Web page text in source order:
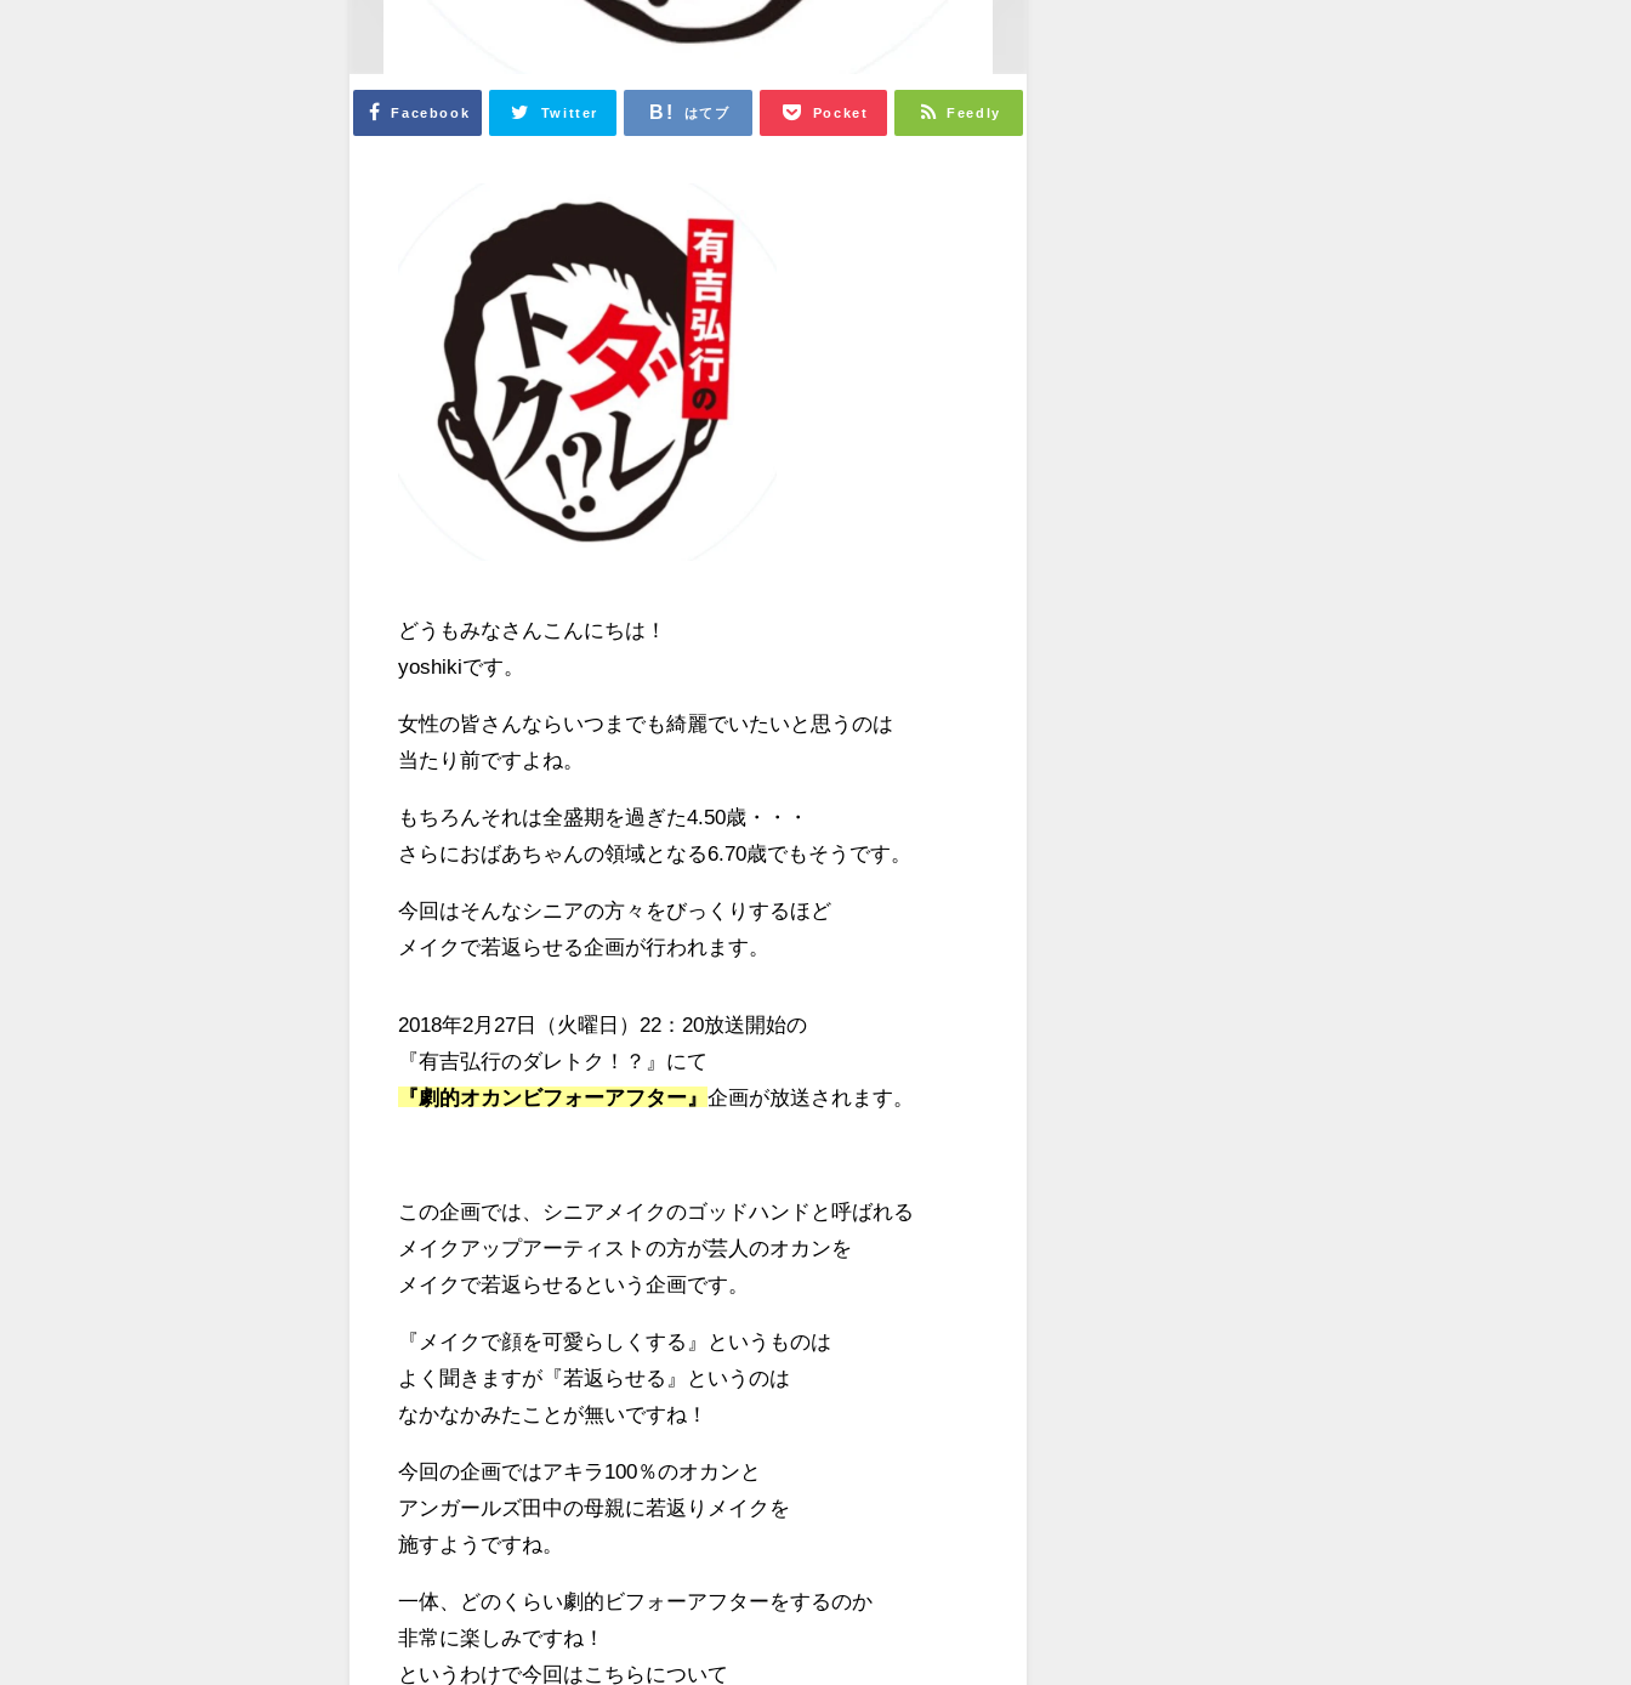
Facebook Twitter はてブ Pocket Feedly
どうもみなさんこんにちは！
yoshikiです。
女性の皆さんならいつまでも綺麗でいたいと思うのは
当たり前ですよね。
もちろんそれは全盛期を過ぎた4.50歳・・・
さらにおばあちゃんの領域となる6.70歳でもそうです。
今回はそんなシニアの方々をびっくりするほど
メイクで若返らせる企画が行われます。
2018年2月27日（火曜日）22：20放送開始の
『有吉弘行のダレトク！？』にて
『劇的オカンビフォーアフター』 企画が放送されます。
この企画では、シニアメイクのゴッドハンドと呼ばれる
メイクアップアーティストの方が芸人のオカンを
メイクで若返らせるという企画です。
『メイクで顔を可愛らしくする』というものは
よく聞きますが『若返らせる』というのは
なかなかみたことが無いですね！
今回の企画ではアキラ100％のオカンと
アンガールズ田中の母親に若返りメイクを
施すようですね。
一体、どのくらい劇的ビフォーアフターをするのか
非常に楽しみですね！
というわけで今回はこちらについて